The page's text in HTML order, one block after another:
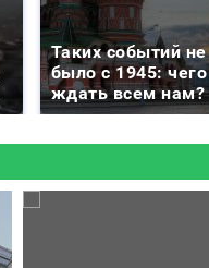
Таких событий не
было с 1945: чего
ждать всем нам?